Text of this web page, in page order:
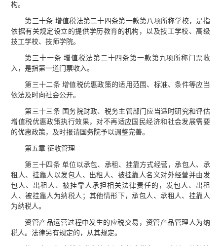
构。
第三十条 增值税法第二十四条第一款第八项所称学校，是指
依据有关规定设立的提供学历教育的机构，以及技工学校、高级
技工学校、技师学院。
第三十一条 增值税法第二十四条第一款第九项所称门票收
入，是指第一道门票收入。
第三十二条 增值税优惠政策的适用范围、标准、条件等应当
依法及时向社会公开。
第三十三条 国务院财政、税务主管部门应当适时研究和评估
增值税优惠政策执行效果，对不再适应国民经济和社会发展需要
的优惠政策，及时报请国务院予以调整完善。
第五章 征收管理
第三十四条 单位以承包、承租、挂靠方式经营，承包人、承
租人、挂靠人以发包人、出租人、被挂靠人名义对外经营并由发
包人、出租人、被挂靠人承担相关法律责任的，发包人、出租
人、被挂靠人为纳税人；其他情形下，承包人、承租人、挂靠人
为纳税人。
资管产品运营过程中发生的应税交易，资管产品管理人为纳
税人。法律另有规定的，从其规定。